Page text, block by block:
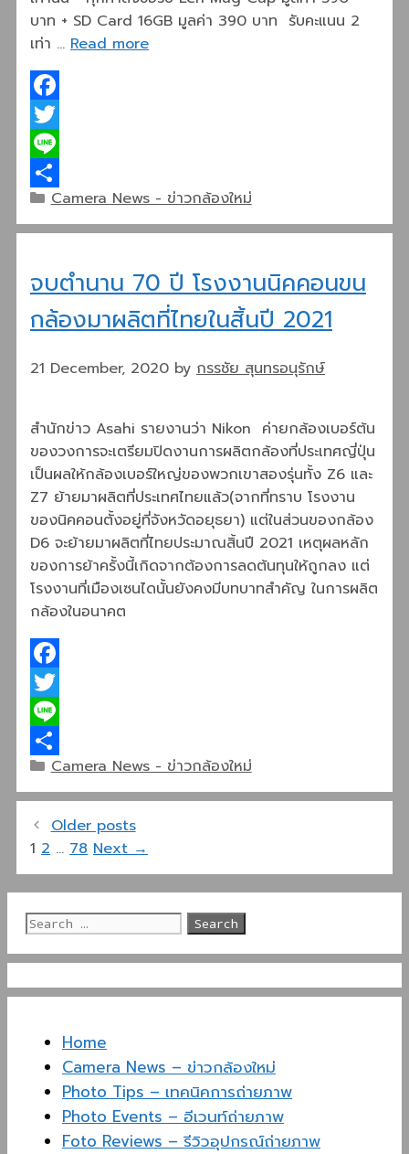
บาท + SD Card 16GB มูลค่า 390 บาท รับคะแนน 2
เท่า … Read more
Facebook
Twitter
Line
ShareCategories
Camera News - ข่าวกล้องใหม่
จบตำนาน 70 ปี โรงงานนิคคอนขน
กล้องมาผลิตที่ไทยในสิ้นปี 2021
21 December, 2020 by กรรชัย สุนทรอนุรักษ์
สำนักข่าว Asahi รายงานว่า Nikon ค่ายกล้องเบอร์ต้น
ของวงการจะเตรียมปิดงานการผลิตกล้องที่ประเทศญี่ปุ่น
เป็นผลให้กล้องเบอร์ใหญ่ของพวกเขาสองรุ่นทั้ง Z6 และ
Z7 ย้ายมาผลิตที่ประเทศไทยแล้ว(จากที่ทราบ โรงงาน
ของนิคคอนตั้งอยู่ที่จังหวัดอยุธยา) แต่ในส่วนของกล้อง
D6 จะย้ายมาผลิตที่ไทยประมาณสิ้นปี 2021 เหตุผลหลัก
ของการย้าครั้งนี้เกิดจากต้องการลดต้นทุนให้ถูกลง แต่
โรงงานที่เมืองเซนไดนั้นยังคงมีบทบาทสำคัญ ในการผลิต
กล้องในอนาคต
Facebook
Twitter
Line
ShareCategories
Camera News - ข่าวกล้องใหม่
Older posts
Page
1 Page
2 … Page
78 Next→
Search
Home
Camera News – ข่าวกล้องใหม่
Photo Tips – เทคนิคการถ่ายภาพ
Photo Events – อีเวนท์ถ่ายภาพ
Foto Reviews – รีวิวอุปกรณ์ถ่ายภาพ